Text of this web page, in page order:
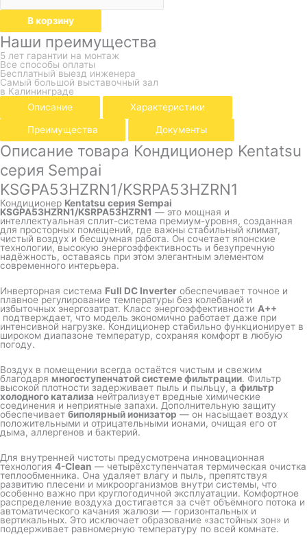
В корзину
Наши преимущества
5 лет гарантии на монтаж
Все способы оплаты
Бесплатный выезд инженера
Самый большой выставочный зал
в Калининграде
Описание
Характеристики
Преимущества Документы
Описание товара Кондиционер Kentatsu
серия Sempai
KSGPA53HZRN1/KSRPA53HZRN1
Кондиционер Kentatsu серия Sempai
KSGPA53HZRN1/KSRPA53HZRN1 — это мощная и
интеллектуальная сплит-система премиум-уровня, созданная
для просторных помещений, где важны стабильный климат,
чистый воздух и бесшумная работа. Он сочетает японские
технологии, высокую энергоэффективность и безупречную
надёжность, оставаясь при этом элегантным элементом
современного интерьера.
Инверторная система Full DC Inverter обеспечивает точное и
плавное регулирование температуры без колебаний и
избыточных энергозатрат. Класс энергоэффективности A++
подтверждает, что модель экономично работает даже при
интенсивной нагрузке. Кондиционер стабильно функционирует в
широком диапазоне температур, сохраняя комфорт в любую
погоду.
Воздух в помещении всегда остаётся чистым и свежим
благодаря многоступенчатой системе фильтрации. Фильтр
высокой плотности задерживает пыль и пыльцу, а фильтр
холодного катализа нейтрализует вредные химические
соединения и неприятные запахи. Дополнительную защиту
обеспечивает биполярный ионизатор — он насыщает воздух
положительными и отрицательными ионами, очищая его от
дыма, аллергенов и бактерий.
Для внутренней чистоты предусмотрена инновационная
технология 4-Clean — четырёхступенчатая термическая очистка
теплообменника. Она удаляет влагу и пыль, препятствуя
развитию плесени и микроорганизмов внутри системы, что
особенно важно при круглогодичной эксплуатации. Комфортное
распределение воздуха достигается за счёт объёмного потока и
автоматического качания жалюзи — горизонтальных и
вертикальных. Это исключает образование «застойных зон» и
поддерживает равномерную температуру по всей комнате.